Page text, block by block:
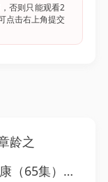
否则只能观看2
点击右上角提交
龄之
月涛&白晶晶